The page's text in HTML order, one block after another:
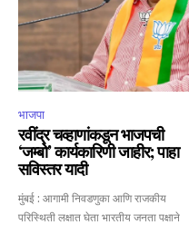
भाजपा
रवींद्र चव्हाणांकडून भाजपची
‘जम्बो’ कार्यकारिणी जाहीर; पाहा
सविस्तर यादी
मुंबई : आगामी निवडणुका आणि राजकीय
परिस्थिती लक्षात घेता भारतीय जनता पक्षाने